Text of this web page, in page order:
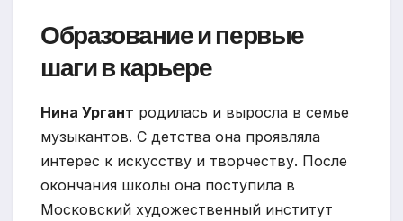
Образование и первые
шаги в карьере
Нина Ургант родилась и выросла в семье
музыкантов. С детства она проявляла
интерес к искусству и творчеству. После
окончания школы она поступила в
Московский художественный институт